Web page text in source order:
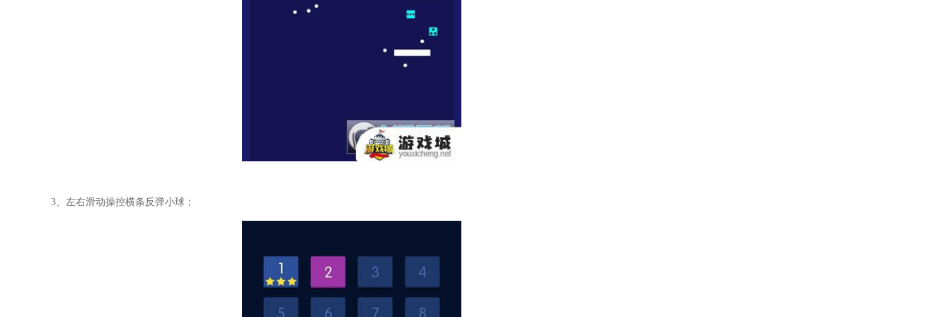
3、左右滑动操控横条反弹小球；